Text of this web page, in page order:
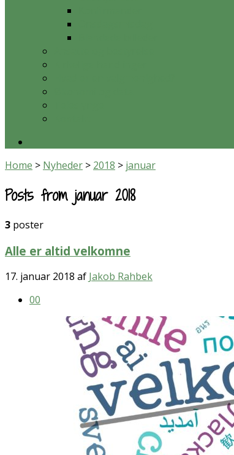
Home > Nyheder > 2018 > januar
Posts from januar 2018
3 poster
Alle er altid velkomne
17. januar 2018 af Jakob Rahbek
00